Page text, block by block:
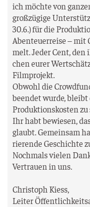
ich möch­te von
groß­zü­gi­ge
30.6.) für die
Aben­teu­er­rei­se – mit
melt. Jeder Cent,
chen eurer
Filmprojekt.
Obwohl die
been­det wur­de,
Pro­duk­ti­ons­kos­ten zu
Ihr habt bewie­sen,
glaubt. Gemein­sam
rie­ren­de Geschich­te
Noch­mals vie­len
Ver­trau­en in uns.
Chris­toph Kiess,
Lei­ter